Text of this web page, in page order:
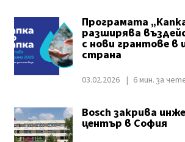
Програмата
разширява
с нови грантове в
страна
03.02.2026 6 мин. за
Bosch закрива
център в София